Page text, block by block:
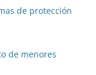
de protección
de menores